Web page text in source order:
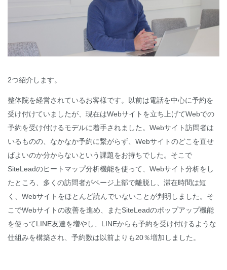
2つ紹介します。
整体院を経営されているお客様です。以前は電話を中心に予約を
受け付けていましたが、現在はWebサイトを立ち上げてWebでの
予約を受け付けるモデルに着手されました。Webサイト訪問者は
いるものの、なかなか予約に繋がらず、Webサイトのどこを直せ
ばよいのか分からないという課題をお持ちでした。そこで
SiteLeadのヒートマップ分析機能を使って、Webサイト分析をし
たところ、多くの訪問者がページ上部で離脱し、滞在時間は短
く、Webサイトをほとんど読んでいないことが判明しました。そ
こでWebサイトの改善を進め、またSiteLeadのポップアップ機能
を使ってLINE友達を増やし、LINEからも予約を受け付けるような
仕組みを構築され、予約数は以前よりも20％増加しました。